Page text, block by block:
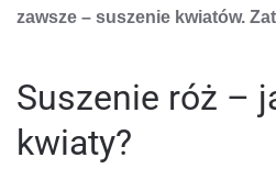
zawsze – suszenie kwiatów.
Suszenie róż –
kwiaty?